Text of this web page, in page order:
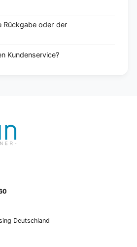
Rückgabe oder der
Kundenservice?
Deutschland